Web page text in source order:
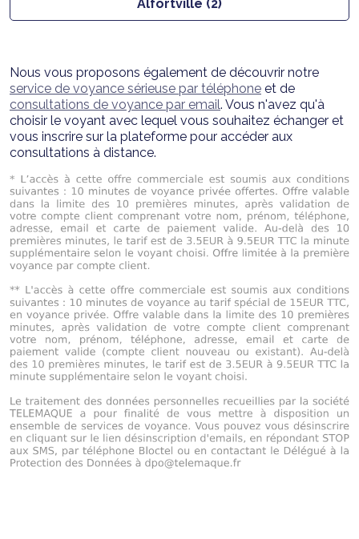
Alfortville (2)
Nous vous proposons également de découvrir notre
service de voyance sérieuse par téléphone et de
consultations de voyance par email. Vous n'avez qu'à
choisir le voyant avec lequel vous souhaitez échanger et
vous inscrire sur la plateforme pour accéder aux
consultations à distance.